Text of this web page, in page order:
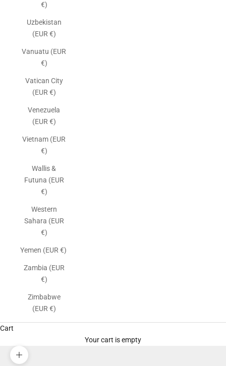
€)
Uzbekistan
(EUR €)
Vanuatu (EUR
€)
Vatican City
(EUR €)
Venezuela
(EUR €)
Vietnam (EUR
€)
Wallis &
Futuna (EUR
€)
Western
Sahara (EUR
€)
Yemen (EUR €)
Zambia (EUR
€)
Zimbabwe
(EUR €)
Cart
Your cart is empty
Zoom picture